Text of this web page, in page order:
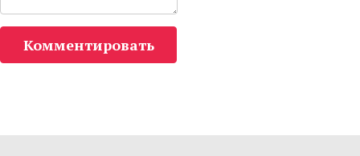
Комментировать